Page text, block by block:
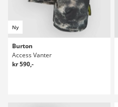
Ny
Burton
Access Vanter
kr 590,-